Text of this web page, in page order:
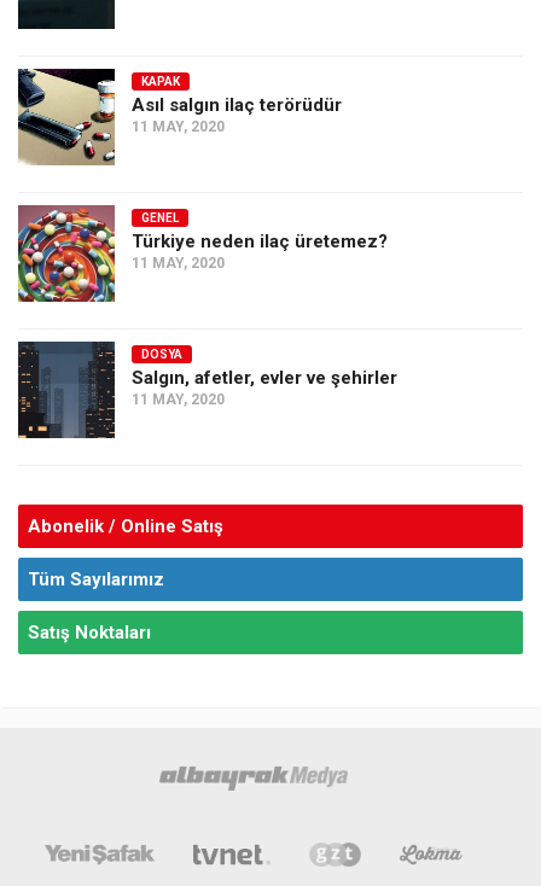
KAPAK
Asıl salgın ilaç terörüdür
11 MAY, 2020
GENEL
Türkiye neden ilaç üretemez?
11 MAY, 2020
DOSYA
Salgın, afetler, evler ve şehirler
11 MAY, 2020
Abonelik / Online Satış
Tüm Sayılarımız
Satış Noktaları